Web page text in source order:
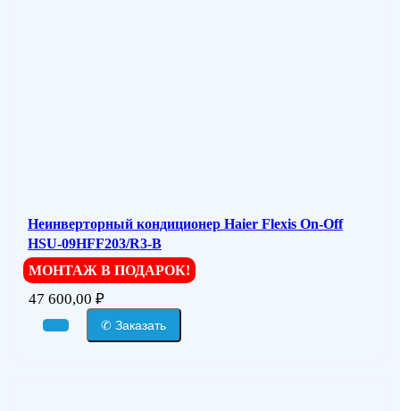
Неинверторный кондиционер Haier Flexis On-Off
HSU-09HFF203/R3-B
МОНТАЖ В ПОДАРОК!
47 600,00 ₽
✆ Заказать